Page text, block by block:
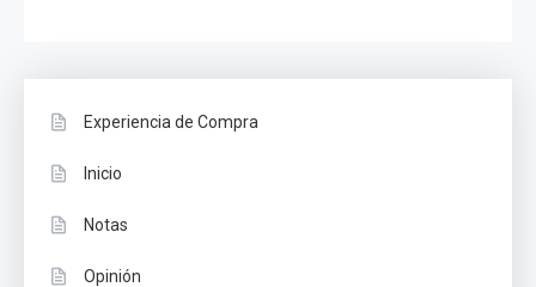
Experiencia de Compra
Inicio
Notas
Opinión